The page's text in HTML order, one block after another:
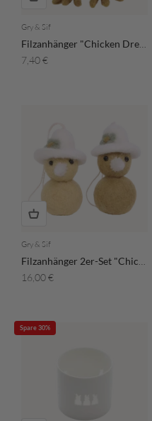
Gry & Sif
Angebot
7,40 €
Gry & Sif
Angebot
16,00 €
Spare 30%